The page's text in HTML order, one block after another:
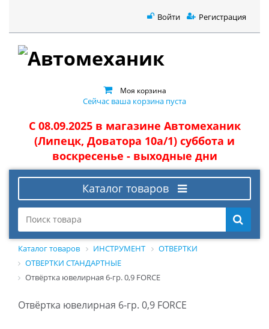
Войти Регистрация
Моя корзина
Сейчас ваша корзина пуста
С 08.09.2025 в магазине Автомеханик
(Липецк, Доватора 10а/1) суббота и
воскресенье - выходные дни
Каталог товаров
Каталог товаров ИНСТРУМЕНТ
ОТВЕРТКИ
ОТВЕРТКИ СТАНДАРТНЫЕ
Отвёртка ювелирная 6-гр. 0,9 FORCE
Отвёртка ювелирная 6-гр. 0,9 FORCE